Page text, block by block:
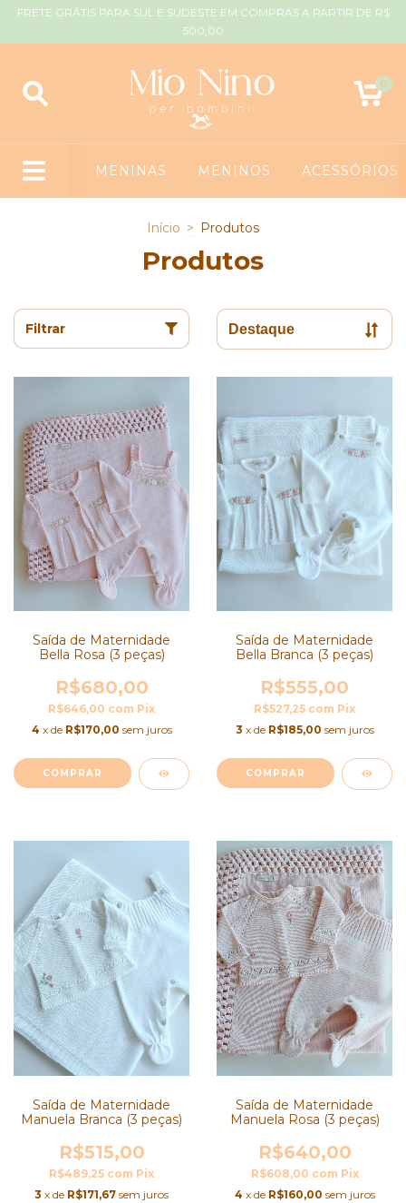
FRETE GRÁTIS PARA SUL E SUDESTE EM COMPRAS A PARTIR DE R$
500,00
0
MENINAS MENINOS ACESSÓRIOS
Início > Produtos
Produtos
Filtrar
Saída de Maternidade
Bella Rosa (3 peças)
R$680,00
R$646,00 com Pix
4 x de R$170,00 sem juros
COMPRAR
Saída de Maternidade
Bella Branca (3 peças)
R$555,00
R$527,25 com Pix
3 x de R$185,00 sem juros
COMPRAR
Saída de Maternidade
Manuela Branca (3 peças)
R$515,00
R$489,25 com Pix
3 x de R$171,67 sem juros
Saída de Maternidade
Manuela Rosa (3 peças)
R$640,00
R$608,00 com Pix
4 x de R$160,00 sem juros